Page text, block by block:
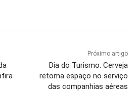
Próximo artigo
Dia do Turismo: Cerveja
retoma espaço no serviço
das companhias aéreas